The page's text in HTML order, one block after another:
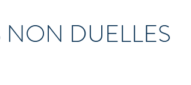
NON DUELLES